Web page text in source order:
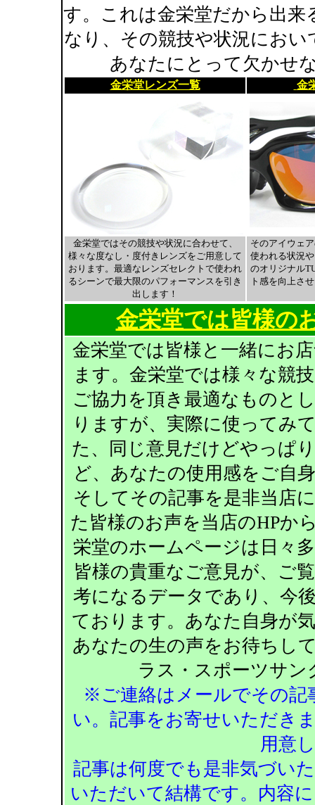
す。これは金栄堂だから出
なり、その競技や状況にお
あなたにとって欠かせ
金栄堂レンズ一覧 金
金栄堂ではその競技や状況に合わせて、
様々な度なし・度付きレンズをご用意して
おります。最適なレンズセレクトで使われ
るシーンで最大限のパフォーマンスを引き
出します！
そのアイウェ
使われる状況
のオリジナル
ト感を向上さ
金栄堂では皆様の
金栄堂では皆様と一緒にお
ます。金栄堂では様々な競
ご協力を頂き最適なものと
りますが、実際に使ってみ
た、同じ意見だけどやっぱ
ど、あなたの使用感をご自
そしてその記事を是非当店
た皆様のお声を当店のHPか
栄堂のホームページは日々
皆様の貴重なご意見が、ご
考になるデータであり、今
ております。あなた自身が
あなたの生の声をお待ちし
ラス・スポーツサ
※ご連絡はメールでその記
い。記事をお寄せいただき
用意
記事は何度でも是非気づい
いただいて結構です。内容